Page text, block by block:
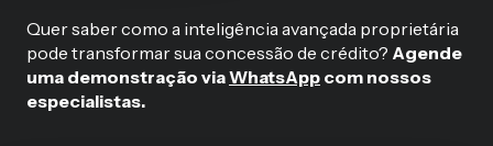
Quer saber como a inteligência avançada proprietária
pode transformar sua concessão de crédito? Agende
uma demonstração viaWhatsApp com nossos
especialistas.